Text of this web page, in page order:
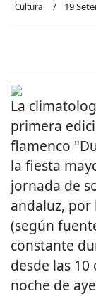
Cultura 19
La
primera
flamenco
la fiesta
jornada de
andaluz, por
(según
constante
desde las 10
noche de